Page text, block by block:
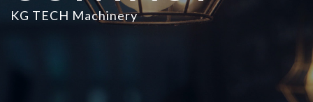
KG TECH Machinery